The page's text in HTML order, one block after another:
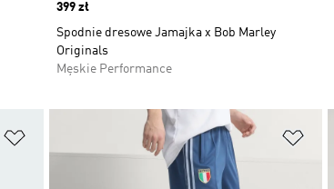
Price
399 zł
Spodnie dresowe Jamajka x Bob Marley
Originals
Męskie Performance
Dodaj do listy życzeń